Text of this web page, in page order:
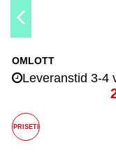
OMLOTT
Leveranstid 3-4
PRISETI